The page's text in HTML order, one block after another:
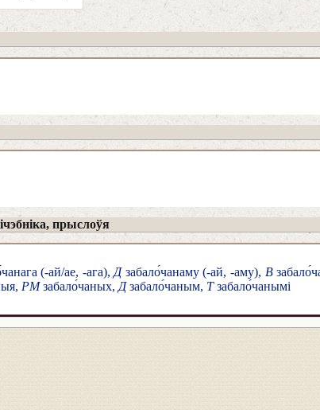
прыслоўя
(-ай/ае, -ага), Дзабало́чанаму (-ай, -аму), В
РМзабало́чаных, Дзабало́чаным, Тзабало́чанымі